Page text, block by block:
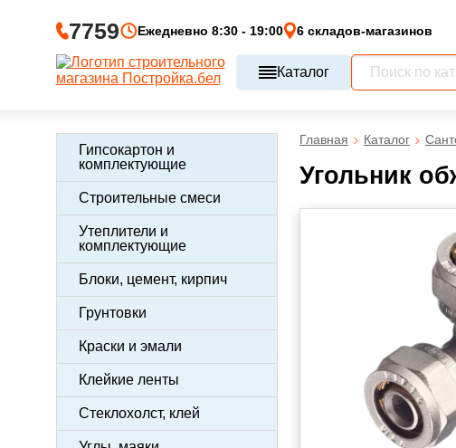
7759 Ежедневно 8:30 - 19:00 6 складов-магазинов
Каталог
Гипсокартон и
комплектующие
Строительные смеси
Утеплители и
комплектующие
Блоки, цемент, кирпич
Грунтовки
Краски и эмали
Клейкие ленты
Стеклохолст, клей
Главная Каталог
Угольник